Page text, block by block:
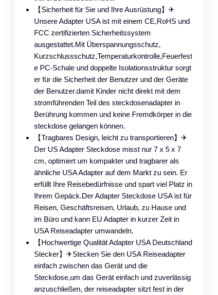
【Sicherheit für Sie und Ihre Ausrüstung】✈
Unsere Adapter USA ist mit einem CE,RoHS und
FCC zertifizierten Sicherheitssystem
ausgestattet.Mit Überspannungsschutz,
Kurzschlussschutz,Temperaturkontrolle,Feuerfest
e PC-Schale und doppelte Isolationsstruktur sorgt
er für die Sicherheit der Benutzer und der Geräte
der Benutzer.damit Kinder nicht direkt mit dem
stromführenden Teil des steckdosenadapter in
Berührung kommen und keine Fremdkörper in die
steckdose gelangen können.
【Tragbares Design, leicht zu transportieren】✈
Der US Adapter Steckdose misst nur 7 x 5 x 7
cm, optimiert um kompakter und tragbarer als
ähnliche USA Adapter auf dem Markt zu sein. Er
erfüllt Ihre Reisebedürfnisse und spart viel Platz in
Ihrem Gepäck.Der Adapter Steckdose USA ist für
Reisen, Geschäftsreisen, Urlaub, zu Hause und
im Büro und kann EU Adapter in kurzer Zeit in
USA Reiseadapter umwandeln.
【Hochwertige Qualität Adapter USA Deutschland
Stecker】✈Stecken Sie den USA Reiseadapter
einfach zwischen das Gerät und die
Steckdose,um das Gerät einfach und zuverlässig
anzuschließen, der reiseadapter sitzt fest in der